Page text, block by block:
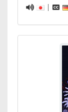
|